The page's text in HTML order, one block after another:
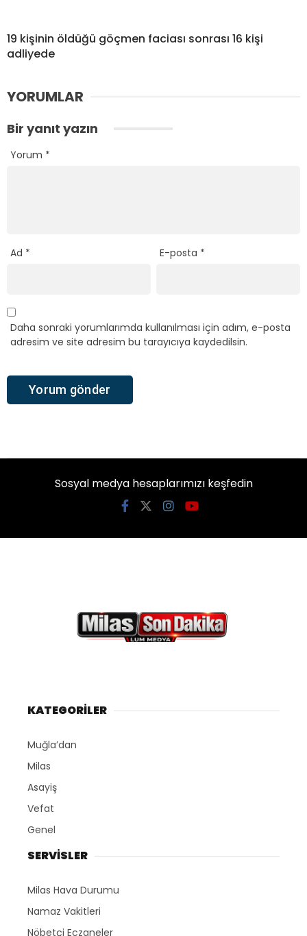
19 kişinin öldüğü göçmen faciası sonrası 16 kişi
adliyede
YORUMLAR
Bir yanıt yazın
Yorum *
Ad * E-posta *
Daha sonraki yorumlarımda kullanılması için adım, e-posta
adresim ve site adresim bu tarayıcıya kaydedilsin.
Sosyal medya hesaplarımızı keşfedin
KATEGORİLER
Muğla’dan
Milas
Asayiş
Vefat
Genel
SERVİSLER
Milas Hava Durumu
Namaz Vakitleri
Nöbetçi Eczaneler